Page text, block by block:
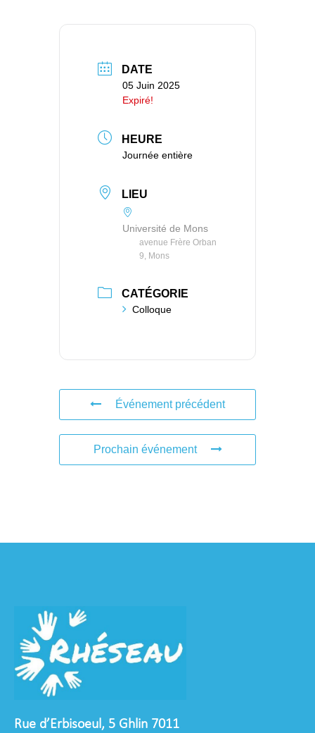
DATE
05 Juin 2025
Expiré!
HEURE
Journée entière
LIEU
Université de Mons
avenue Frère Orban
9, Mons
CATÉGORIE
Colloque
Événement précédent
Prochain événement
Rue d’Erbisoeul, 5 Ghlin 7011